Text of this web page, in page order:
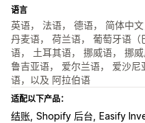
语言
英语， 法语， 德语， 简体中
丹麦语， 荷兰语， 葡萄牙语
语， 土耳其语， 挪威语， 挪
鲁吉亚语， 爱尔兰语， 爱沙
语，以及 阿拉伯语
适配以下产品：
结账 Shopify 后台
Easify